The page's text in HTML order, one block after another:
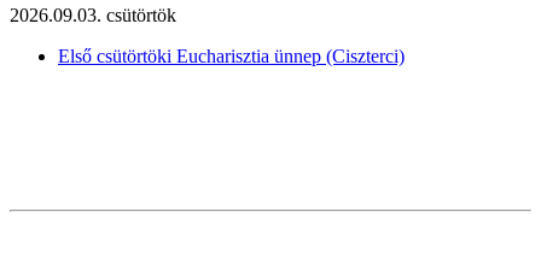
2026.09.03. csütörtök
Első csütörtöki Eucharisztia ünnep (Ciszterci)